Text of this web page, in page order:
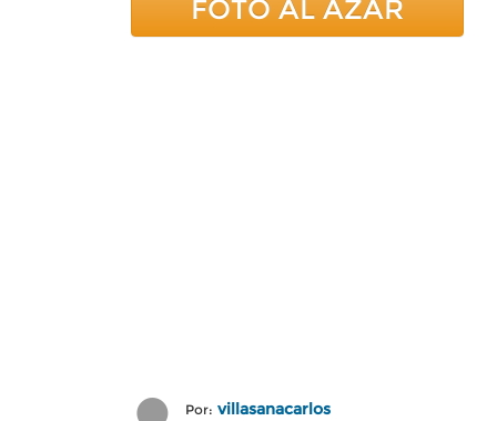
FOTO AL AZAR
Por: villasanacarlos